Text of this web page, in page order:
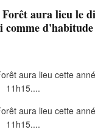
aura lieu le
comme d'habitude